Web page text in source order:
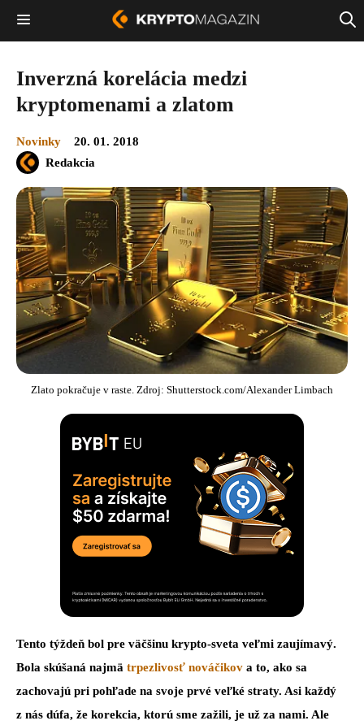
Inverzná korelácia medzi
kryptomenami a zlatom
Novinky
20. 01. 2018
Redakcia
Zlato pokračuje v raste. Zdroj: Shutterstock.com/Alexander Limbach
Tento týždeň bol pre väčšinu krypto-sveta veľmi zaujímavý.
Bola skúšaná najmä trpezlivosť nováčikov a to, ako sa
zachovajú pri pohľade na svoje prvé veľké straty. Asi každý
z nás dúfa, že korekcia, ktorú sme zažili, je už za nami. Ale